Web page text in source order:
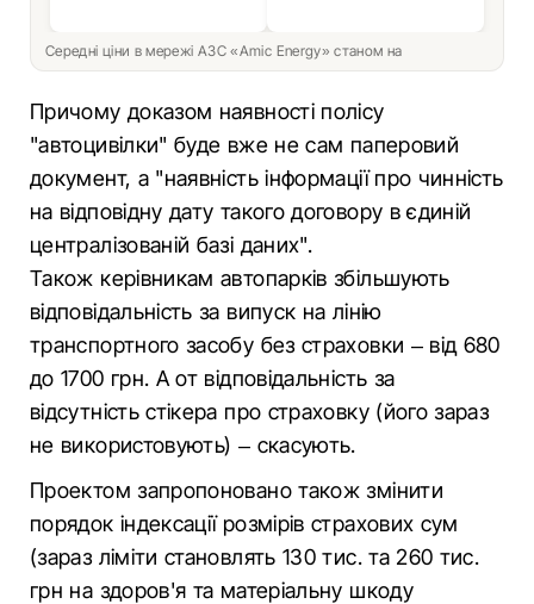
Середні ціни в мережі АЗС «Amic Energy» станом на
Причому доказом наявності полісу
"автоцивілки" буде вже не сам паперовий
документ, а "наявність інформації про чинність
на відповідну дату такого договору в єдиній
централізованій базі даних".
Також керівникам автопарків збільшують
відповідальність за випуск на лінію
транспортного засобу без страховки – від 680
до 1700 грн. А от відповідальність за
відсутність стікера про страховку (його зараз
не використовують) – скасують.
Проектом запропоновано також змінити
порядок індексації розмірів страхових сум
(зараз ліміти становлять 130 тис. та 260 тис.
грн на здоров'я та матеріальну шкоду